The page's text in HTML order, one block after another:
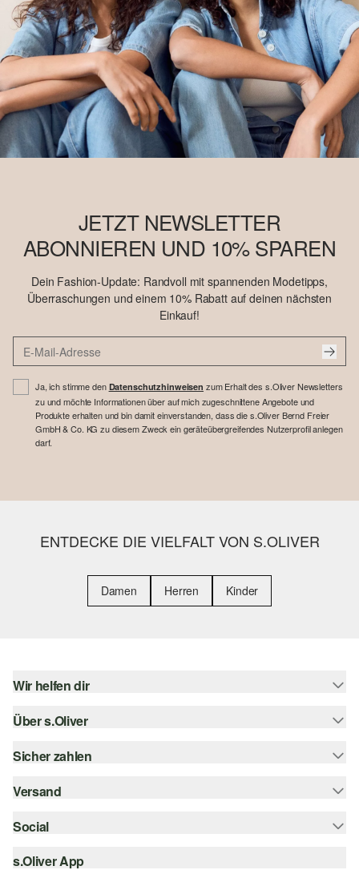
JETZT NEWSLETTER
ABONNIEREN UND 10% SPAREN
Dein Fashion-Update: Randvoll mit spannenden Modetipps,
Überraschungen und einem 10% Rabatt auf deinen nächsten
Einkauf!
Ja, ich stimme den Datenschutzhinweisen zum Erhalt des s.Oliver Newsletters
zu und möchte Informationen über auf mich zugeschnittene Angebote und
Produkte erhalten und bin damit einverstanden, dass die s.Oliver Bernd Freier
GmbH & Co. KG zu diesem Zweck ein geräteübergreifendes Nutzerprofil anlegen
darf.
ENTDECKE DIE VIELFALT VON S.OLIVER
Damen Herren Kinder
Wir helfen dir
Hilfe & FAQ
Größenberatung
Top-Kategorien
Bestellung widerrufen
Über s.Oliver
s.Oliver Magazin
Whatsapp
Sicher zahlen
Rechnung
Kreditkarte
Versand
Sendungsverfolgung
DHL
Social
instagram
s.Oliver App